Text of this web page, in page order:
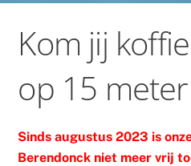
Kom jij
op 15
Sinds augustus 2023 is
Berendonck niet meer vrij